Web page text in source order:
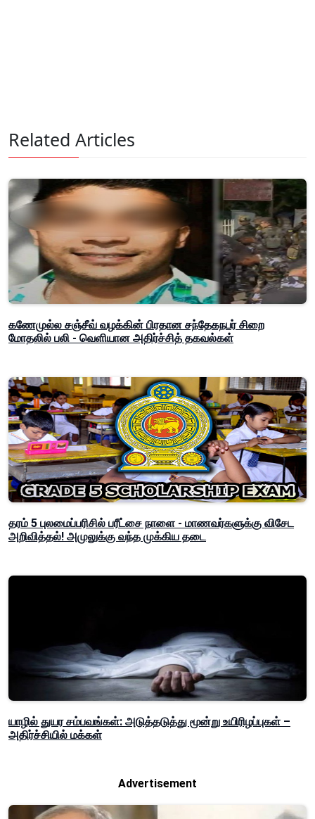
Related Articles
கணேமுல்ல சஞ்சீவ் வழக்கின் பிரதான சந்தேகநபர் சிறை
மோதலில் பலி - வெளியான அதிர்ச்சித் தகவல்கள்
தரம் 5 புலமைப்பரிசில் பரீட்சை நாளை - மாணவர்களுக்கு விசேட
அறிவித்தல்! அமுலுக்கு வந்த முக்கிய தடை
யாழில் துயர சம்பவங்கள்: அடுத்தடுத்து மூன்று உயிரிழப்புகள் –
அதிர்ச்சியில் மக்கள்
Advertisement